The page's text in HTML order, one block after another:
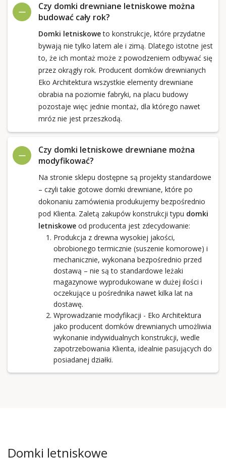
Czy domki drewniane letniskowe można
budować cały rok?
Domki letniskoweto konstrukcje, które przydatne
bywają nie tylko latem ale i zimą. Dlatego istotne jest
to, że ich montaż może z powodzeniem odbywać się
przez okrągły rok. Producent domków drewnianych
Eko Architektura wszystkie elementy drewniane
obrabia na poziomie fabryki, na placu budowy
pozostaje więc jednie montaż, dla którego nawet
mróz nie jest przeszkodą.
Czy domki letniskowe drewniane można
modyfikować?
Na stronie sklepu dostępne są projekty standardowe
– czyli takie gotowe domki drewniane, które po
dokonaniu zamówienia produkujemy bezpośrednio
pod Klienta. Zaletą zakupów konstrukcji typu domki
letniskoweod producenta jest zdecydowanie:
Produkcja z drewna wysokiej jakości,
obrobionego termicznie (suszenie komorowe) i
mechanicznie, wykonana bezpośrednio przed
dostawą – nie są to standardowe leżaki
magazynowe wyprodukowane w dużej ilości i
oczekujące u pośrednika nawet kilka lat na
dostawę.
Wprowadzanie modyfikacji - Eko Architektura
jako producent domków drewnianych umożliwia
wykonanie indywidualnych konstrukcji, wedle
zapotrzebowania Klienta, idealnie pasujących do
posiadanej działki.
Domki letniskowe